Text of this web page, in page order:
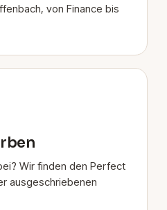
von Finance bis
Wir finden den Perfect
ausgeschriebenen